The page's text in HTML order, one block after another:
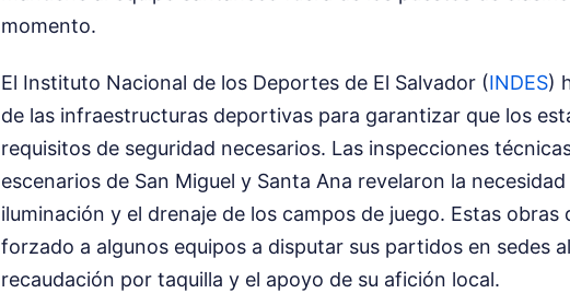
momento.
El Instituto Nacional de los Deportes de El Salvador (INDES)
de las infraestructuras deportivas para garantizar que los
requisitos de seguridad necesarios. Las inspecciones
escenarios de San Miguel y Santa Ana revelaron la
iluminación y el drenaje de los campos de juego. Estas
forzado a algunos equipos a disputar sus partidos en sedes
recaudación por taquilla y el apoyo de su afición local.